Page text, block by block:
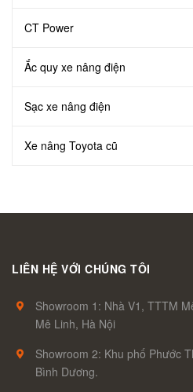
CT Power
Ắc quy xe nâng điện
Sạc xe nâng điện
Xe nâng Toyota cũ
LIÊN HỆ VỚI CHÚNG TÔI
Showroom 1: Nhà V1, TTTM
Mê Linh, Hà Nội
Showroom 2: Khu phố Phước
Bình Dương.